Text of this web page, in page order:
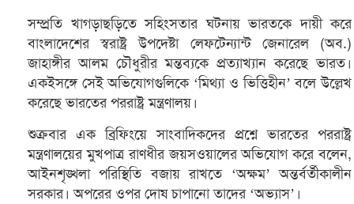
সম্প্রতি খাগড়াছড়িতে সহিংসতার ঘটনায় ভারতকে দায়ী করে
বাংলাদেশের স্বরাষ্ট্র উপদেষ্টা লেফটেন্যান্ট জেনারেল (অব.)
জাহাঙ্গীর আলম চৌধুরীর মন্তব্যকে প্রত্যাখ্যান করেছে ভারত।
একইসঙ্গে সেই অভিযোগগুলিকে ‘মিথ্যা ও ভিত্তিহীন’ বলে উল্লেখ
করেছে ভারতের পররাষ্ট্র মন্ত্রণালয়।
শুক্রবার এক ব্রিফিংয়ে সাংবাদিকদের প্রশ্নে ভারতের পররাষ্ট্র
মন্ত্রণালয়ের মুখপাত্র রাণধীর জয়সওয়ালের অভিযোগ করে বলেন,
আইনশৃঙ্খলা পরিস্থিতি বজায় রাখতে ‘অক্ষম’ অন্তর্বর্তীকালীন
সরকার। অপরের ওপর দোষ চাপানো তাদের ‘অভ্যাস’।